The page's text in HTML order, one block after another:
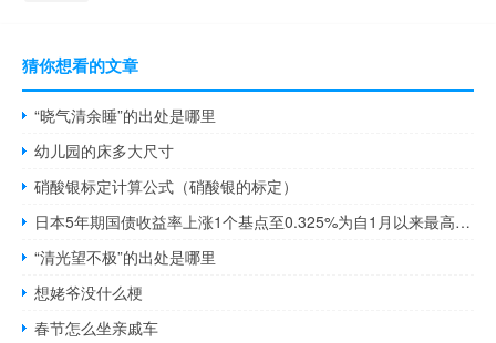
猜你想看的文章
“晓气清余睡”的出处是哪里
幼儿园的床多大尺寸
硝酸银标定计算公式（硝酸银的标定）
日本5年期国债收益率上涨1个基点至0.325%为自1月以来最高水平
“清光望不极”的出处是哪里
想姥爷没什么梗
春节怎么坐亲戚车